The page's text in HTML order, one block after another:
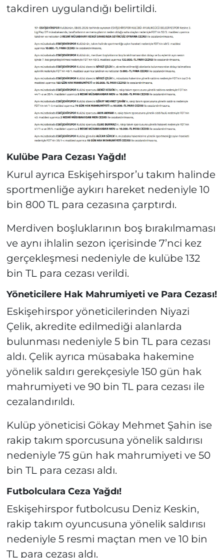
takdiren uygulandığı belirtildi.
Kulübe Para Cezası Yağdı!
Kurul ayrıca Eskişehirspor’u takım halinde
sportmenliğe aykırı hareket nedeniyle 10
bin 800 TL para cezasına çarptırdı.
Merdiven boşluklarının boş bırakılmaması
ve aynı ihlalin sezon içerisinde 7’nci kez
gerçekleşmesi nedeniyle de kulübe 132
bin TL para cezası verildi.
Yöneticilere Hak Mahrumiyeti ve Para Cezası!
Eskişehirspor yöneticilerinden Niyazi
Çelik, akredite edilmediği alanlarda
bulunması nedeniyle 5 bin TL para cezası
aldı. Çelik ayrıca müsabaka hakemine
yönelik saldırı gerekçesiyle 150 gün hak
mahrumiyeti ve 90 bin TL para cezası ile
cezalandırıldı.
Kulüp yöneticisi Gökay Mehmet Şahin ise
rakip takım sporcusuna yönelik saldırısı
nedeniyle 75 gün hak mahrumiyeti ve 50
bin TL para cezası aldı.
Futbolculara Ceza Yağdı!
Eskişehirspor futbolcusu Deniz Keskin,
rakip takım oyuncusuna yönelik saldırısı
nedeniyle 5 resmi maçtan men ve 10 bin
TL para cezası aldı.